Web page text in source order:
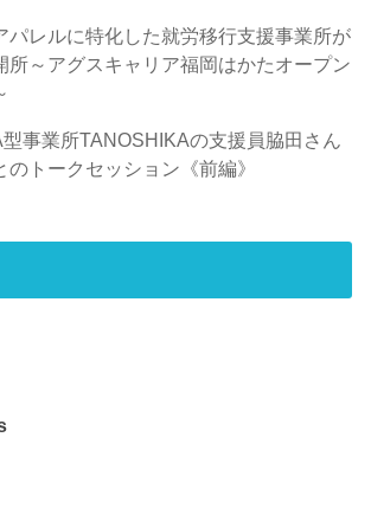
パレルに特化した就労移行支援事業所が
所～アグスキャリア福岡はかたオープン
事業所TANOSHIKAの支援員脇田さん
のトークセッション《前編》